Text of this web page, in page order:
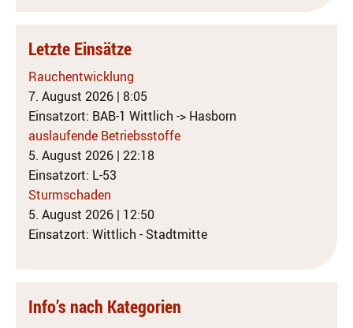
Letzte Einsätze
Rauchentwicklung
7. August 2026 | 8:05
Einsatzort: BAB-1 Wittlich -> Hasborn
auslaufende Betriebsstoffe
5. August 2026 | 22:18
Einsatzort: L-53
Sturmschaden
5. August 2026 | 12:50
Einsatzort: Wittlich - Stadtmitte
Info’s nach Kategorien